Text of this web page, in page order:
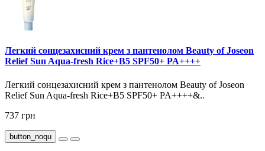
Легкий сонцезахисний крем з пантенолом Beauty of Joseon
Relief Sun Aqua-fresh Rice+B5 SPF50+ PA++++
Легкий сонцезахисний крем з пантенолом Beauty of Joseon
Relief Sun Aqua-fresh Rice+B5 SPF50+ PA++++&..
737 грн
button_noqu